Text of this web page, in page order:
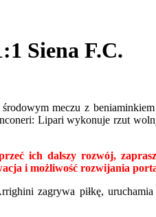
Siena F.C.
meczu z
Lipari wykonuje rzut
ich dalszy rozwój,
i możliwość rozwijania
zagrywa piłkę,